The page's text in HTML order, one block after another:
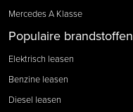
Mercedes A Klasse
Populaire brandstoffen
Elektrisch leasen
Benzine leasen
Diesel leasen